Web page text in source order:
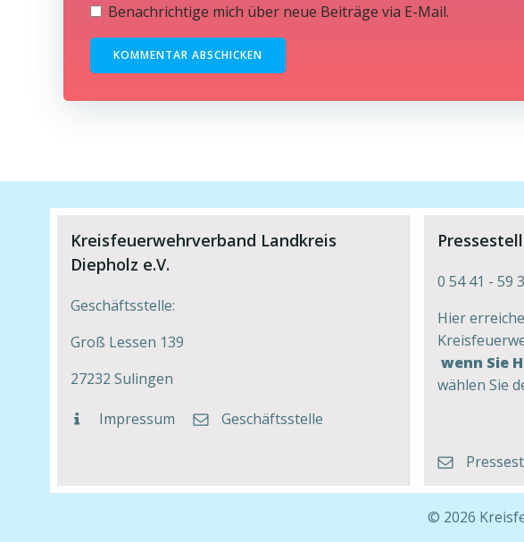
Benachrichtige mich über neue Beiträge via E-Mail.
Kreisfeuerwehrverband Landkreis
Diepholz e.V.
Geschäftsstelle:
Groß Lessen 139
27232 Sulingen
Impressum Geschäftsstelle
0 54 41 - 59
Hier
wenn Sie
wählen Sie
© 2026